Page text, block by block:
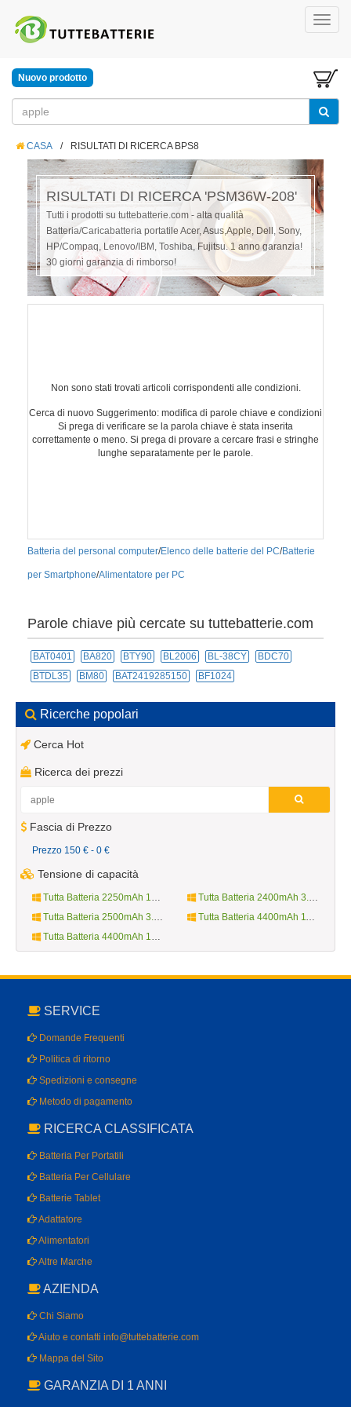
Nuovo prodotto
CASA / RISULTATI DI RICERCA BPS8
RISULTATI DI RICERCA 'PSM36W-208'
Tutti i prodotti su tuttebatterie.com - alta qualità
Batteria/Caricabatteria portatile Acer, Asus,Apple, Dell, Sony,
HP/Compaq, Lenovo/IBM, Toshiba, Fujitsu. 1 anno garanzia!
30 giorni garanzia di rimborso!
Non sono stati trovati articoli corrispondenti alle condizioni.
Cerca di nuovo Suggerimento: modifica di parole chiave e condizioni
Si prega di verificare se la parola chiave è stata inserita
correttamente o meno. Si prega di provare a cercare frasi e stringhe
lunghe separatamente per le parole.
Batteria del personal computer/Elenco delle batterie del PC/Batterie
per Smartphone/Alimentatore per PC
Parole chiave più cercate su tuttebatterie.com
BAT0401 BA820 BTY90 BL2006 BL-38CY
BDC70
BTDL35
BM80 BAT2419285150 BF1024
Ricerche popolari
Cerca Hot
Ricerca dei prezzi
Fascia di Prezzo
Prezzo 150 € - 0 €
Tensione di capacità
Tutta Batteria 2250mAh 10.8V
Tutta Batteria 2400mAh 3.7V
Tutta Batteria 2500mAh 3.8V
Tutta Batteria 4400mAh 11.1V
Tutta Batteria 4400mAh 14.4V
SERVICE
Domande Frequenti
Politica di ritorno
Spedizioni e consegne
Metodo di pagamento
RICERCA CLASSIFICATA
Batteria Per Portatili
Batteria Per Cellulare
Batterie Tablet
Adattatore
Alimentatori
Altre Marche
AZIENDA
Chi Siamo
Aiuto e contatti info@tuttebatterie.com
Mappa del Sito
GARANZIA DI 1 ANNI